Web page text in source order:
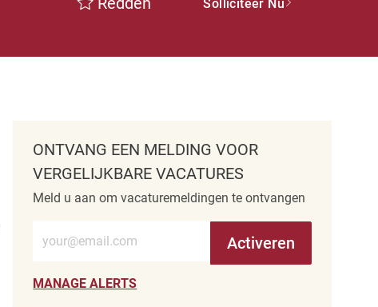
Solliciteer Nu
ONTVANG EEN MELDING VOOR
VERGELIJKBARE VACATURES
Meld u aan om vacaturemeldingen te ontvangen
Activeren
MANAGE ALERTS